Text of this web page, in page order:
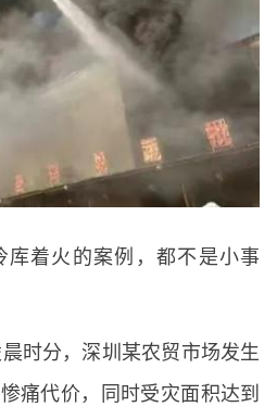
着火的案例，都不是小事
时分，深圳某农贸市场发生
痛代价，同时受灾面积达到